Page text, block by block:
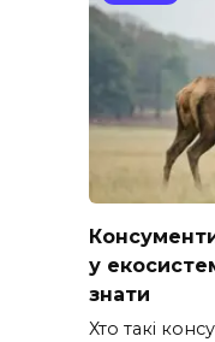
у
знати
Хто такі